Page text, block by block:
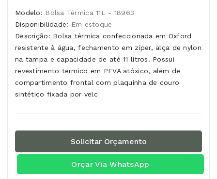
Modelo: Bolsa Térmica 11L - 18963
Disponibilidade: Em estoque
Descrição: Bolsa térmica confeccionada em Oxford
resistente à água, fechamento em zíper, alça de nylon
na tampa e capacidade de até 11 litros. Possui
revestimento térmico em PEVA atóxico, além de
compartimento frontal com plaquinha de couro
sintético fixada por velc
Solicitar Orçamento
Orçar Via WhatsApp